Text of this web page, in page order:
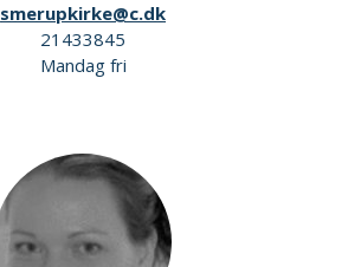
smerupkirke@c.dk
21433845
Mandag fri